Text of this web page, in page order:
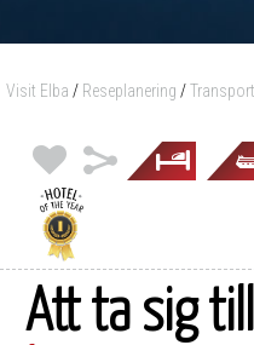
Visit Elba / Reseplanering /
Att ta sig till